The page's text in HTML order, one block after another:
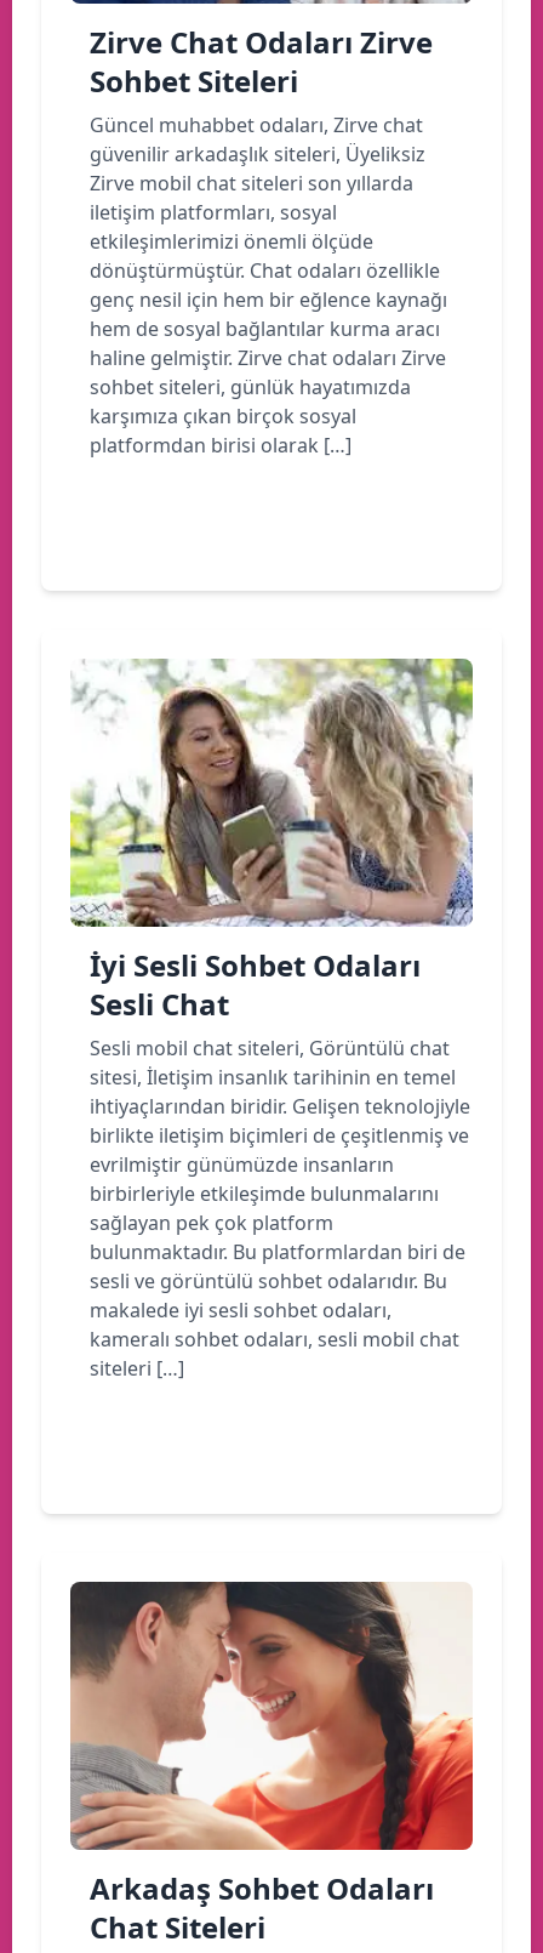
Zirve Chat Odaları Zirve
Sohbet Siteleri
Güncel muhabbet odaları, Zirve chat
güvenilir arkadaşlık siteleri, Üyeliksiz
Zirve mobil chat siteleri son yıllarda
iletişim platformları, sosyal
etkileşimlerimizi önemli ölçüde
dönüştürmüştür. Chat odaları özellikle
genç nesil için hem bir eğlence kaynağı
hem de sosyal bağlantılar kurma aracı
haline gelmiştir. Zirve chat odaları Zirve
sohbet siteleri, günlük hayatımızda
karşımıza çıkan birçok sosyal
platformdan birisi olarak […]
İyi Sesli Sohbet Odaları
Sesli Chat
Sesli mobil chat siteleri, Görüntülü chat
sitesi, İletişim insanlık tarihinin en temel
ihtiyaçlarından biridir. Gelişen teknolojiyle
birlikte iletişim biçimleri de çeşitlenmiş ve
evrilmiştir günümüzde insanların
birbirleriyle etkileşimde bulunmalarını
sağlayan pek çok platform
bulunmaktadır. Bu platformlardan biri de
sesli ve görüntülü sohbet odalarıdır. Bu
makalede iyi sesli sohbet odaları,
kameralı sohbet odaları, sesli mobil chat
siteleri […]
Arkadaş Sohbet Odaları
Chat Siteleri